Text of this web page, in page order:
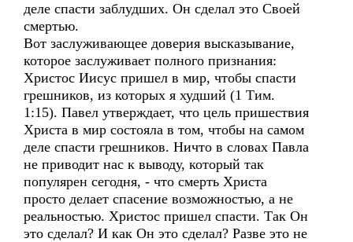
деле спасти заблудших. Он сделал это Своей
смертью.
Вот заслуживающее доверия высказывание,
которое заслуживает полного признания:
Христос Иисус пришел в мир, чтобы спасти
грешников, из которых я худший (1 Тим.
1:15). Павел утверждает, что цель пришествия
Христа в мир состояла в том, чтобы на самом
деле спасти грешников. Ничто в словах Павла
не приводит нас к выводу, который так
популярен сегодня, - что смерть Христа
просто делает спасение возможностью, а не
реальностью. Христос пришел спасти. Так Он
это сделал? И как Он это сделал? Разве это не